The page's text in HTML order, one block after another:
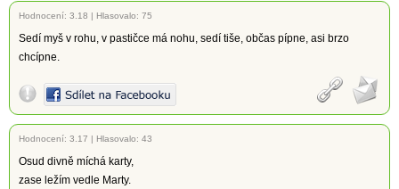
Hodnocení: 3.18 | Hlasovalo: 75
Sedí myš v rohu, v pastičce má nohu, sedí tiše, občas pípne, asi brzo
chcípne.
Hodnocení: 3.17 | Hlasovalo: 43
Osud divně míchá karty,
zase ležím vedle Marty.